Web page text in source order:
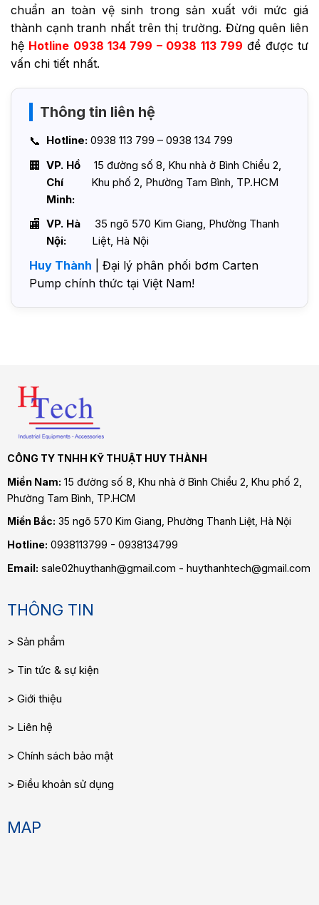
chuẩn an toàn vệ sinh trong sản xuất với mức giá
thành cạnh tranh nhất trên thị trường. Đừng quên liên
hệ Hotline 0938 134 799 – 0938 113 799 để được tư
vấn chi tiết nhất.
Thông tin liên hệ
Hotline: 0938 113 799 – 0938 134 799
VP. Hồ
Chí
Minh:
15 đường số 8, Khu nhà ở Bình Chiểu 2,
Khu phố 2, Phường Tam Bình, TP.HCM
VP. Hà
Nội:
35 ngõ 570 Kim Giang, Phường Thanh
Liệt, Hà Nội
Huy Thành | Đại lý phân phối bơm Carten
Pump chính thức tại Việt Nam!
CÔNG TY TNHH KỸ THUẬT HUY THÀNH
Miền Nam: 15 đường số 8, Khu nhà ở Bình Chiểu 2, Khu phố 2,
Phường Tam Bình, TP.HCM
Miền Bắc: 35 ngõ 570 Kim Giang, Phường Thanh Liệt, Hà Nội
Hotline: 0938113799 - 0938134799
Email: sale02huythanh@gmail.com - huythanhtech@gmail.com
THÔNG TIN
Sản phẩm
Tin tức & sự kiện
Giới thiệu
Liên hệ
Chính sách bảo mật
Điều khoản sử dụng
MAP